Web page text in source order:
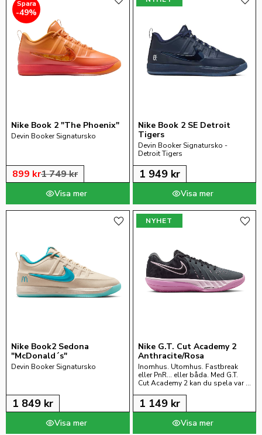
Nike Book 2 "The Phoenix"
Devin Booker Signatursko
899 kr1 749kr
49%
Lägg till i favoriter
Nike Book 2 SE Detroit
Tigers
Devin Booker Signatursko -
Detroit Tigers
1 949kr
Nike Book2 Sedona
"McDonald´s"
Devin Booker Signatursko
1 849 kr
Lägg till i favoriter
Nike G.T. Cut Academy 2
Anthracite/Rosa
Inomhus. Utomhus. Fastbreak
eller PnR… eller båda. Med G.T.
Cut Academy 2 kan du spela var
1 149kr
NYHET